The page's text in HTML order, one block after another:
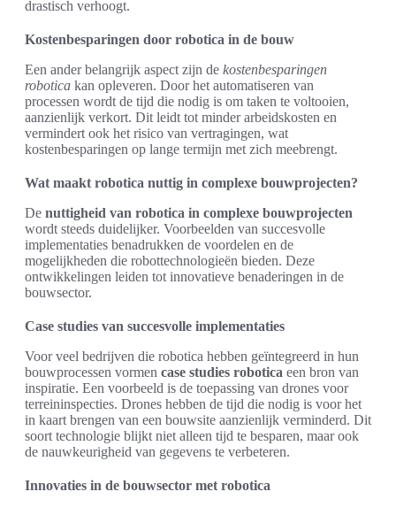
drastisch verhoogt.
Kostenbesparingen door robotica in de bouw
Een ander belangrijk aspect zijn de kostenbesparingen
robotica kan opleveren. Door het automatiseren van
processen wordt de tijd die nodig is om taken te voltooien,
aanzienlijk verkort. Dit leidt tot minder arbeidskosten en
vermindert ook het risico van vertragingen, wat
kostenbesparingen op lange termijn met zich meebrengt.
Wat maakt robotica nuttig in complexe bouwprojecten?
De nuttigheid van robotica in complexe bouwprojecten
wordt steeds duidelijker. Voorbeelden van succesvolle
implementaties benadrukken de voordelen en de
mogelijkheden die robottechnologieën bieden. Deze
ontwikkelingen leiden tot innovatieve benaderingen in de
bouwsector.
Case studies van succesvolle implementaties
Voor veel bedrijven die robotica hebben geïntegreerd in hun
bouwprocessen vormen case studies robotica een bron van
inspiratie. Een voorbeeld is de toepassing van drones voor
terreininspecties. Drones hebben de tijd die nodig is voor het
in kaart brengen van een bouwsite aanzienlijk verminderd. Dit
soort technologie blijkt niet alleen tijd te besparen, maar ook
de nauwkeurigheid van gegevens te verbeteren.
Innovaties in de bouwsector met robotica